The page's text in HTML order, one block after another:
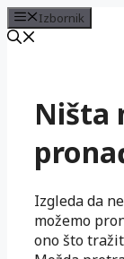
Izbornik
Ništa
Izgleda da ne
možemo
ono što